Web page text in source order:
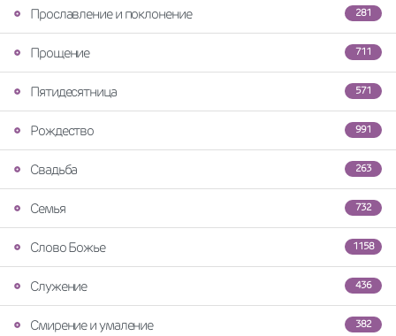
281
Прославление и поклонение
711
Прощение
571
Пятидесятница
991
Рождество
263
Свадьба
732
Семья
1158
Слово Божье
436
Служение
382
Смирение и умаление